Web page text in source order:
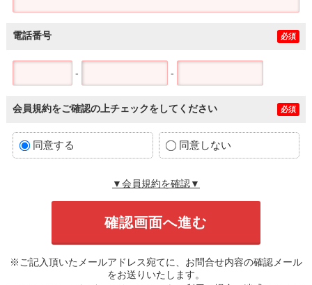
電話番号 必須
- -
会員規約をご確認の上チェックをしてください 必須
同意する 同意しない
▼会員規約を確認▼
※ご記入頂いたメールアドレス宛てに、お問合せ内容の確認メール
をお送りいたします。